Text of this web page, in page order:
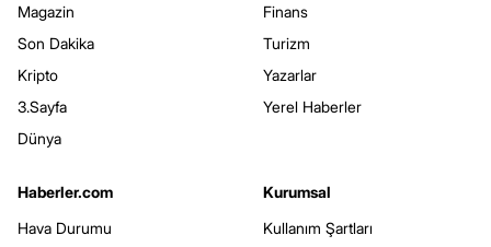
Magazin
Son Dakika
Kripto
3.Sayfa
Dünya
Finans
Turizm
Yazarlar
Yerel Haberler
Haberler.com
Hava Durumu
Kurumsal
Kullanım Şartları